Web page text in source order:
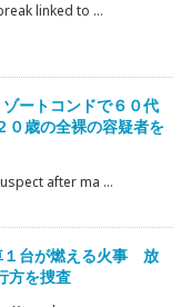
linked to ...
ートコンドで６０代
歳の全裸の容疑者を
after ma ...
１台が燃える火事 放
方を捜査